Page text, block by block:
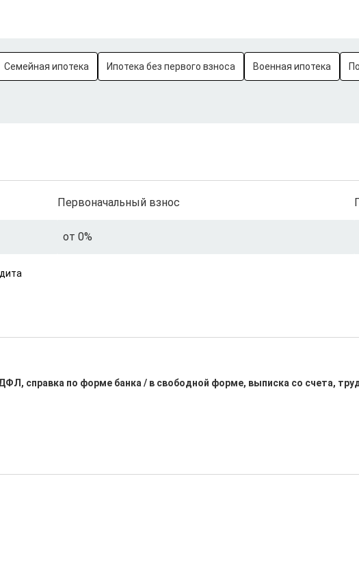
Семейная ипотека Ипотека без первого взноса Военная ипотека
Первоначальный взнос
от 0%
справка по форме банка / в свободной форме, выписка со счета,